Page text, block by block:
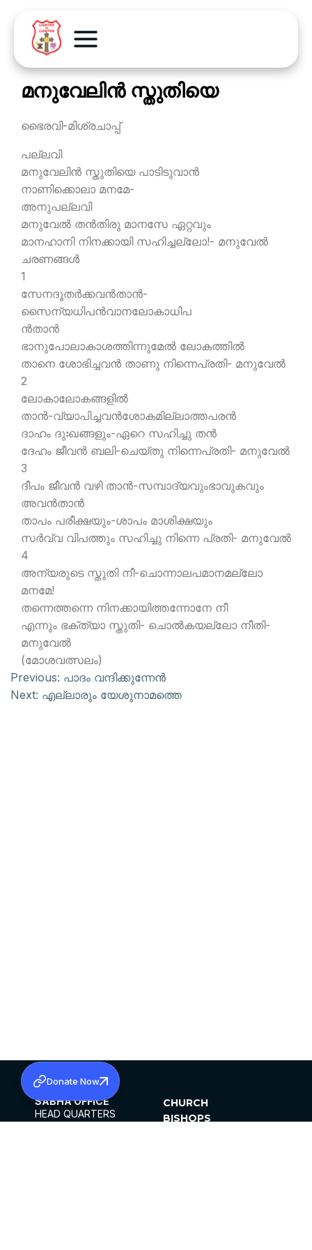
മനുവേലിന്‍ സ്തുതിയെ
ഭൈരവി-മിശ്രചാപ്പ്
പല്ലവി
മനുവേലിന്‍ സ്തുതിയെ പാടിടുവാന്‍
നാണിക്കൊലാ മനമേ-
അനുപല്ലവി
മനുവേല്‍ തന്‍തിരു മാനസേ ഏറ്റവും
മാനഹാനി നിനക്കായി സഹിച്ചല്ലോ!- മനുവേല്‍
ചരണങ്ങള്‍
1
സേനദൂതര്‍ക്കവന്‍താന്‍-
സൈന്യധിപന്‍വാനലോകാധിപ
ന്‍താന്‍
ഭാനുപോലാകാശത്തിന്നുമേല്‍ ലോകത്തില്‍
താനെ ശോഭിച്ചവന്‍ താണു നിന്നെപ്രതി- മനുവേല്‍
2
ലോകാലോകങ്ങളില്‍
താന്‍-വ്യാപിച്ചവന്‍ശോകമില്ലാത്തപരന്‍
ദാഹം ദുഃഖങ്ങളും-ഏറെ സഹിച്ചു തന്‍
ദേഹം ജീവന്‍ ബലി-ചെയ്തു നിന്നെപ്രതി- മനുവേല്‍
3
ദീപം ജീവന്‍ വഴി താന്‍-സമ്പാദ്യവുംഭാവുകവും
അവന്‍താന്‍
താപം പരീക്ഷയും-ശാപം മാശിക്ഷയും
സര്‍വ്വ വിപത്തും സഹിച്ചു നിന്നെ പ്രതി- മനുവേല്‍
4
അന്യരുടെ സ്തുതി നീ-ചൊന്നാലപമാനമല്ലോ
മനമേ!
തന്നെത്തന്നെ നിനക്കായിത്തന്നോനേ നീ
എന്നും ഭക്ത്യാ സ്തുതി- ചൊല്‍കയല്ലോ നീതി-
മനുവേല്‍
(മോശവത്സലം)
Previous: പാദം വന്ദിക്കുന്നേന്‍
Next: എല്ലാരും യേശുനാമത്തെ
SABHA OFFICE
HEAD QUARTERS
CHURCH
BISHOPS
Donate Now